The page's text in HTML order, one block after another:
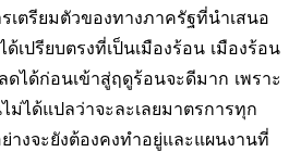
เตรียมตัวของทางภาครัฐที่นำเสนอ
เปรียบตรงที่เป็นเมืองร้อน เมืองร้อน
ได้ก่อนเข้าสู่ฤดูร้อนจะดีมาก เพราะ
ม่ได้แปลว่าจะละเลยมาตรการทุก
างจะยังต้องคงทำอยู่และแผนงานที่